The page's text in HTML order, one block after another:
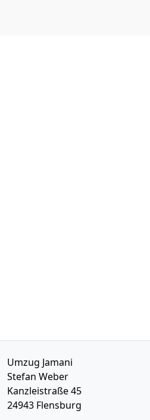
Umzug Jamani
Stefan Weber
Kanzleistraße 45
24943 Flensburg